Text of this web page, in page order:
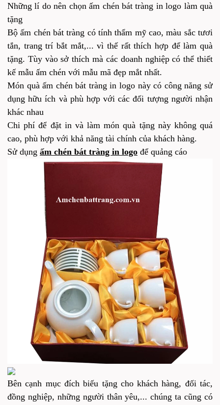
Những lí do nên chọn ấm chén bát tràng in logo làm quà
tặng
Bộ ấm chén bát tràng có tính thẩm mỹ cao, màu sắc tươi
tắn, trang trí bắt mắt,... vì thế rất thích hợp để làm quà
tặng. Tùy vào sở thích mà các doanh nghiệp có thể thiết
kế mẫu ấm chén với mẫu mã đẹp mắt nhất.
Món quà ấm chén bát tràng in logo này có công năng sử
dụng hữu ích và phù hợp với các đối tượng người nhận
khác nhau
Chi phí để đặt in và làm món quà tặng này không quá
cao, phù hợp với khả năng tài chính của khách hàng.
Sử dụng ấm chén bát tràng in logo để quảng cáo
Bên cạnh mục đích biếu tặng cho khách hàng, đối tác,
đồng nghiệp, những người thân yêu,... chúng ta cũng có